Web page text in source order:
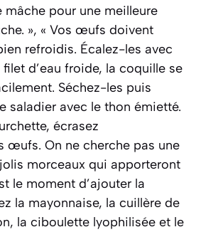
mâche pour une meilleure
», « Vos œufs doivent
refroidis. Écalez-les avec
d’eau froide, la coquille se
Séchez-les puis
saladier avec le thon émietté.
écrasez
œufs. On ne cherche pas une
morceaux qui apporteront
le moment d’ajouter la
la mayonnaise, la cuillère de
la ciboulette lyophilisée et le